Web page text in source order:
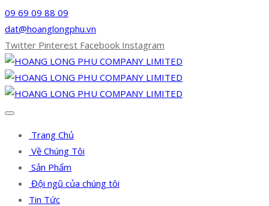
09 69 09 88 09
dat@hoanglongphu.vn
Twitter Pinterest Facebook Instagram
Trang Chủ
Về Chúng Tôi
Sản Phẩm
Đội ngũ của chúng tôi
Tin Tức